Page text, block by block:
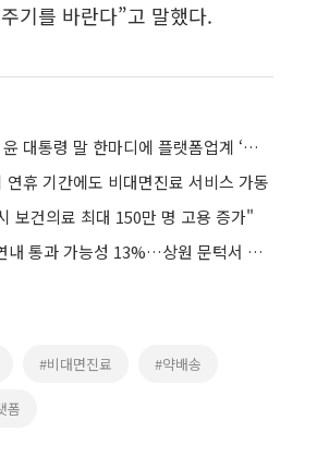
기를 바란다”고 말했다.
“비대면진료 확대” 윤 대통령 말 한마디에 플랫폼업계 ‘미소’
연휴 기간에도 비대면진료 서비스 가동
보건의료 최대 150만 명 고용 증가"
美 클래리티 법안 연내 통과 가능성 13%…상원 문턱서 제동
#비대면진료 #약배송
폼